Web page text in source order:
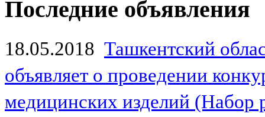
Последние объявления
18.05.2018 Ташкентский
объявляет о проведении
медицинских изделий (Набор